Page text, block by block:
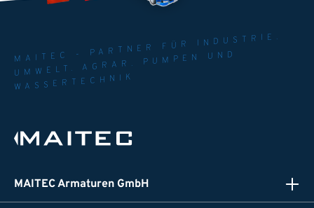
MAITEC - PARTNER FÜR INDUSTRIE.
UMWELT. AGRAR. PUMPEN UND
WASSERTECHNIK
MAITEC Armaturen GmbH